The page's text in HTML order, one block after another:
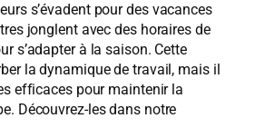
s’évadent pour des vacances
jonglent avec des horaires de
s’adapter à la saison. Cette
la dynamique de travail, mais il
efficaces pour maintenir la
Découvrez-les dans notre